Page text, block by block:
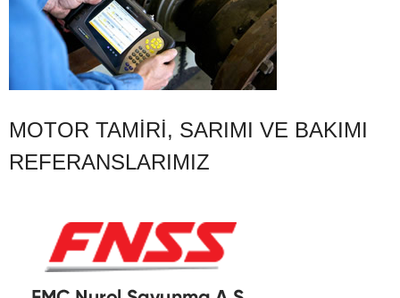
MOTOR TAMIRI, SARIMI VE BAKIMI
REFERANSLARIMIZ